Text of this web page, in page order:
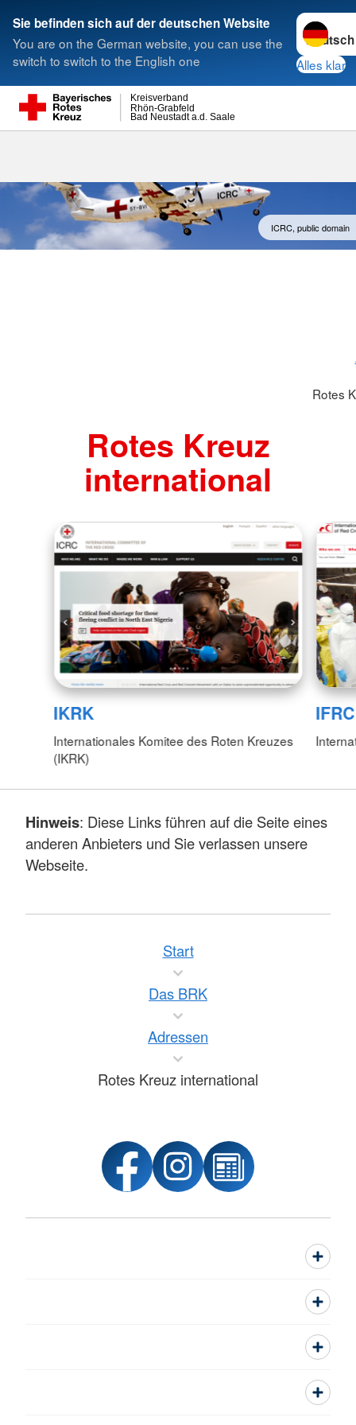
Sie befinden sich auf der deutschen Website
You are on the German website, you can use the
switch to switch to the English one
Sprache
Alles klar
Bad Neustadt a.d. Saale
Rhön-Grabfeld
Kreisverband
Suche
ICRC, public domain
Rotes
Rotes Kreuz
international
IKRK
Internationales Komitee des Roten Kreuzes
(IKRK)
IFRC
Hinweis: Diese Links führen auf die Seite eines
anderen Anbieters und Sie verlassen unsere
Webseite.
Start
Das BRK
Adressen
Rotes Kreuz international